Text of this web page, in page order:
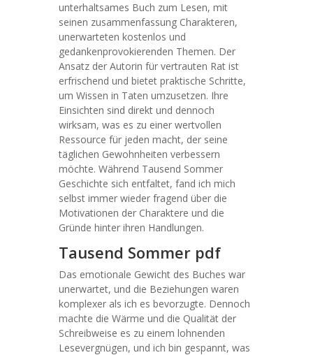
unterhaltsames Buch zum Lesen, mit
seinen zusammenfassung Charakteren,
unerwarteten kostenlos und
gedankenprovokierenden Themen. Der
Ansatz der Autorin für vertrauten Rat ist
erfrischend und bietet praktische Schritte,
um Wissen in Taten umzusetzen. Ihre
Einsichten sind direkt und dennoch
wirksam, was es zu einer wertvollen
Ressource für jeden macht, der seine
täglichen Gewohnheiten verbessern
möchte. Während Tausend Sommer
Geschichte sich entfaltet, fand ich mich
selbst immer wieder fragend über die
Motivationen der Charaktere und die
Gründe hinter ihren Handlungen.
Tausend Sommer pdf
Das emotionale Gewicht des Buches war
unerwartet, und die Beziehungen waren
komplexer als ich es bevorzugte. Dennoch
machte die Wärme und die Qualität der
Schreibweise es zu einem lohnenden
Lesevergnügen, und ich bin gespannt, was